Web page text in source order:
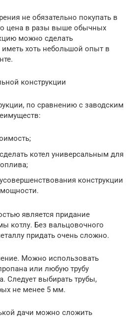
не обязательно покупать в
цена в разы выше обычных
можно сделать
иметь хоть небольшой опыт в
конструкции
по сравнению с заводским
котел универсальным для
конструкции
является придание
котлу. Без вальцовочного
придать очень сложно.
Можно использовать
или любую трубу
Следует выбирать трубы,
не менее 5 мм.
дачи можно сложить